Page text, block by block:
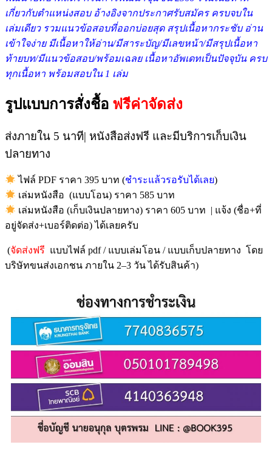
เกี่ยวกับตำแหน่งสอบ อ้างอิงจากประกาศรับสมัคร ครบจบใน
เล่มเดียว รวมแนวข้อสอบที่ออกบ่อยสุด สรุปเนื้อหากระชับ อ่าน
เข้าใจง่าย มีเนื้อหาให้อ่าน/มีสาระบัญ/มีเลขหน้า/มีสรุปเนื้อหา
ท้ายบท/มีแนวข้อสอบ/พร้อมเฉลย เนื้อหาอัพเดทเป็นปัจจุบัน ครบ
ทุกเนื้อหา พร้อมสอบใน 1 เล่ม
รูปแบบการสั่งชื้อ ฟรีค่าจัดส่ง
ส่งภายใน 5 นาที| หนังสือส่งฟรี และมีบริการเก็บเงิน
ปลายทาง
ไฟล์ PDF ราคา 395 บาท (ชำระแล้วรอรับได้เลย)
เล่มหนังสือ (แบบโอน) ราคา 585 บาท
เล่มหนังสือ (เก็บเงินปลายทาง) ราคา 605 บาท | แจ้ง (ชื่อ+ที่
อยู่จัดส่ง+เบอร์ติดต่อ) ได้เลยครับ
(จัดส่งฟรี แบบไฟล์ pdf / แบบเล่มโอน / แบบเก็บปลายทาง โดย
บริษัทขนส่งเอกชน ภายใน 2–3 วัน ได้รับสินค้า)